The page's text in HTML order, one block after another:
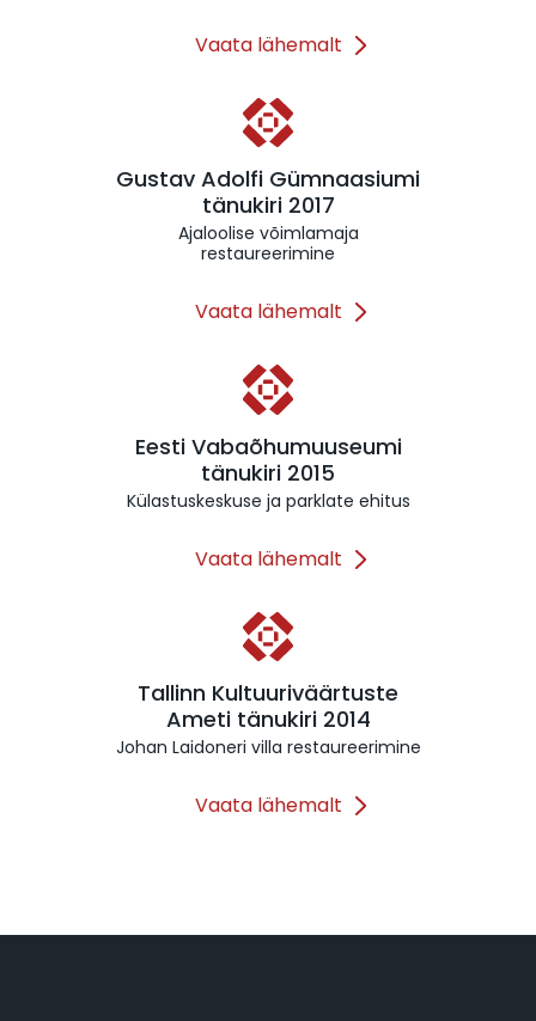
Vaata lähemalt
Gustav Adolfi Gümnaasiumi
tänukiri 2017
Ajaloolise võimlamaja
restaureerimine
Vaata lähemalt
Eesti Vabaõhumuuseumi
tänukiri 2015
Külastuskeskuse ja parklate ehitus
Vaata lähemalt
Tallinn Kultuuriväärtuste
Ameti tänukiri 2014
Johan Laidoneri villa restaureerimine
Vaata lähemalt